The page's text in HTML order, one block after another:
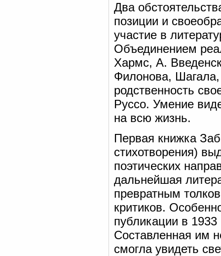
Два
позиции и
участие в
Объединением
Хармс, А.
Филонова,
родственность
Руссо. Умение
на всю жизнь.
Первая книжка
стихотворения)
поэтических
дальнейшая
превратным
критиков.
публикации в
Составленная им
смогла увидеть